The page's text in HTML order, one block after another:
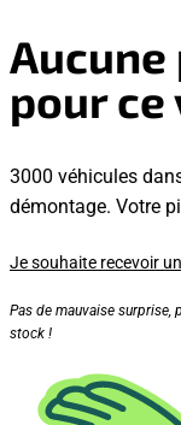
pour
3000 véhicules
démontage. Votre
Je souhaite recevoir
Pas de mauvaise surprise,
stock !